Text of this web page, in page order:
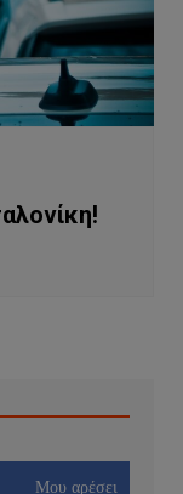
Μου αρέσει